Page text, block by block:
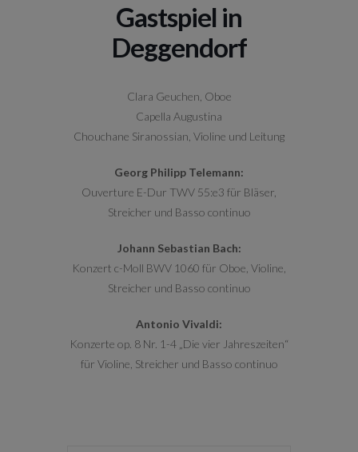
Gastspiel in
Deggendorf
Clara Geuchen, Oboe
Capella Augustina
Chouchane Siranossian, Violine und Leitung
Georg Philipp Telemann:
Ouverture E-Dur TWV 55:e3 für Bläser,
Streicher und Basso continuo
Johann Sebastian Bach:
Konzert c-Moll BWV 1060 für Oboe, Violine,
Streicher und Basso continuo
Antonio Vivaldi:
Konzerte op. 8 Nr. 1-4 „Die vier Jahreszeiten“
für Violine, Streicher und Basso continuo